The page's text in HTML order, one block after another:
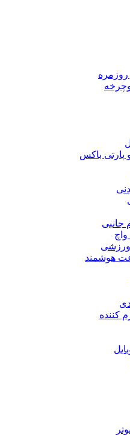
روزمره
پارتی باکس
جانبی
هوشمند
کننده